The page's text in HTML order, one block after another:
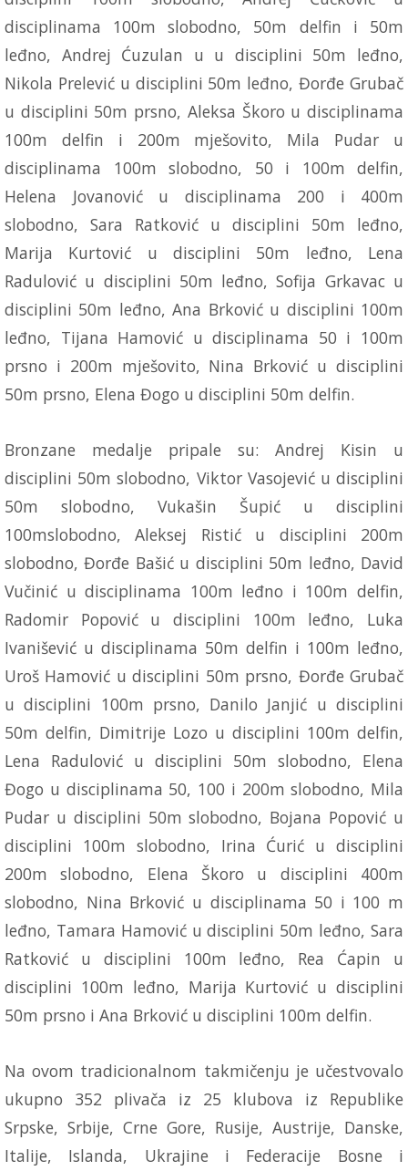
disciplinama 100m slobodno, 50m delfin i 50m
leđno, Andrej Ćuzulan u u disciplini 50m leđno,
Nikola Prelević u disciplini 50m leđno, Đorđe Grubač
u disciplini 50m prsno, Aleksa Škoro u disciplinama
100m delfin i 200m mješovito, Mila Pudar u
disciplinama 100m slobodno, 50 i 100m delfin,
Helena Jovanović u disciplinama 200 i 400m
slobodno, Sara Ratković u disciplini 50m leđno,
Marija Kurtović u disciplini 50m leđno, Lena
Radulović u disciplini 50m leđno, Sofija Grkavac u
disciplini 50m leđno, Ana Brković u disciplini 100m
leđno, Tijana Hamović u disciplinama 50 i 100m
prsno i 200m mješovito, Nina Brković u disciplini
50m prsno, Elena Đogo u disciplini 50m delfin.
Bronzane medalje pripale su: Andrej Kisin u
disciplini 50m slobodno, Viktor Vasojević u disciplini
50m slobodno, Vukašin Šupić u disciplini
100mslobodno, Aleksej Ristić u disciplini 200m
slobodno, Đorđe Bašić u disciplini 50m leđno, David
Vučinić u disciplinama 100m leđno i 100m delfin,
Radomir Popović u disciplini 100m leđno, Luka
Ivanišević u disciplinama 50m delfin i 100m leđno,
Uroš Hamović u disciplini 50m prsno, Đorđe Grubač
u disciplini 100m prsno, Danilo Janjić u disciplini
50m delfin, Dimitrije Lozo u disciplini 100m delfin,
Lena Radulović u disciplini 50m slobodno, Elena
Đogo u disciplinama 50, 100 i 200m slobodno, Mila
Pudar u disciplini 50m slobodno, Bojana Popović u
disciplini 100m slobodno, Irina Ćurić u disciplini
200m slobodno, Elena Škoro u disciplini 400m
slobodno, Nina Brković u disciplinama 50 i 100 m
leđno, Tamara Hamović u disciplini 50m leđno, Sara
Ratković u disciplini 100m leđno, Rea Ćapin u
disciplini 100m leđno, Marija Kurtović u disciplini
50m prsno i Ana Brković u disciplini 100m delfin.
Na ovom tradicionalnom takmičenju je učestvovalo
ukupno 352 plivača iz 25 klubova iz Republike
Srpske, Srbije, Crne Gore, Rusije, Austrije, Danske,
Italije, Islanda, Ukrajine i Federacije Bosne i